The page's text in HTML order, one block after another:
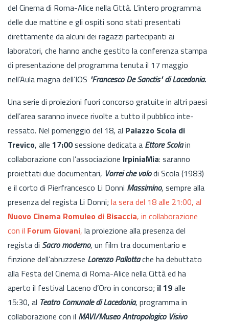
del Cinema di Roma-Alice nella Città. L’intero programma
delle due mattine e gli ospiti sono stati presentati
direttamente da alcuni dei ragazzi partecipanti ai
laboratori, che hanno anche gestito la conferenza stampa
di presentazione del programma tenuta il 17 maggio
nell’Aula magna dell’IOS "Francesco De Sanctis" di Lacedonia.
Una serie di proiezioni fuori concorso gratuite in altri paesi
dell’area saranno invece rivolte a tutto il pubblico inte­
ressato. Nel pomeriggio del 18, al Palazzo Scola di
Trevico, alle 17:00sessione dedicata a Ettore Scolain
colla­borazione con l’associazione IrpiniaMia: saranno
proiettati due documentari, Vorrei che volodi Scola (1983)
e il corto di Pierfrancesco Li Donni Massimino, sempre alla
presenza del regista Li Donni; la sera del 18 alle 21:00, al
Nuovo Cinema Romuleo di Bisaccia, in collaborazione
con il Forum Giovani, la proiezione alla presenza del
regista di Sacro moderno, un film tra documentario e
finzione dell’abruzzese Lorenzo Pallottache ha debuttato
alla Festa del Cinema di Roma-Alice nella Città ed ha
aperto il festival Laceno d’Oro in concorso; il 19alle
15:30, al Teatro Co­munale di Lacedonia, programma in
collaborazione con il MAVI/MuseoAntropologico Visivo